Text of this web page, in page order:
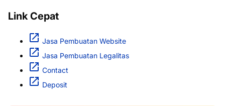
Link Cepat
Jasa Pembuatan Website
Jasa Pembuatan Legalitas
Contact
Deposit